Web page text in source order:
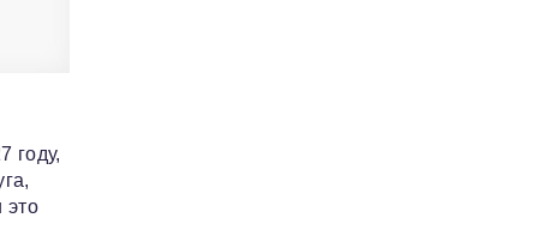
году,
это